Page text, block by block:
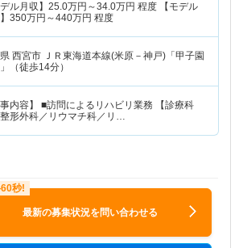
デル月収】 25.0万円～34.0万円 程度 【モデル
350万円～440万円 程度
西宮市 ＪＲ東海道本線(米原－神戸)「甲子園
（徒歩14分）
内容】 ■訪問によるリハビリ業務 【診療科
形外科／リウマチ科／リ…
最新の募集状況を問い合わせる